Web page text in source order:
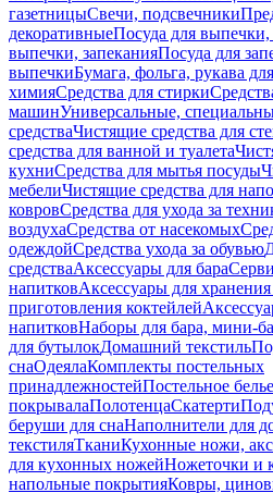
газетницыСвечи, подсвечники
декоративныеПосуда для выпечки,
выпечки, запеканияПосуда для
выпечкиБумага, фольга, рукава
химияСредства для стирки
машинУниверсальные,
средстваЧистящие средства для
средства для ванной и туалета
кухниСредства для мытья посуды
мебелиЧистящие средства для
ковровСредства для ухода за
воздухаСредства от насекомых
одеждойСредства ухода за обувью
средстваАксессуары для бара
напитковАксессуары для
приготовления коктейлей
напитковНаборы для бара, мини-
для бутылокДомашний текстиль
снаОдеялаКомплекты постельных
принадлежностейПостельное белье
покрывалаПолотенцаСкатерти
беруши для снаНаполнители для
текстиляТканиКухонные ножи,
для кухонных ножейНожеточки и
напольные покрытияКовры,